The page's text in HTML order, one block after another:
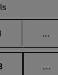
...
...